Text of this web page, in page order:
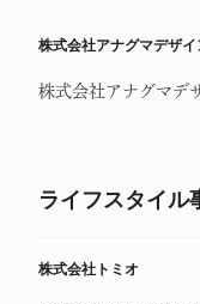
株式会社アナグマデザイ
株式会社アナグマデ
ライフスタイル
株式会社トミオ